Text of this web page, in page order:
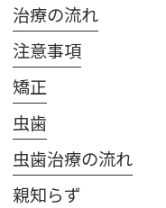
治療の流れ
注意事項
矯正
虫歯
虫歯治療の流れ
親知らず